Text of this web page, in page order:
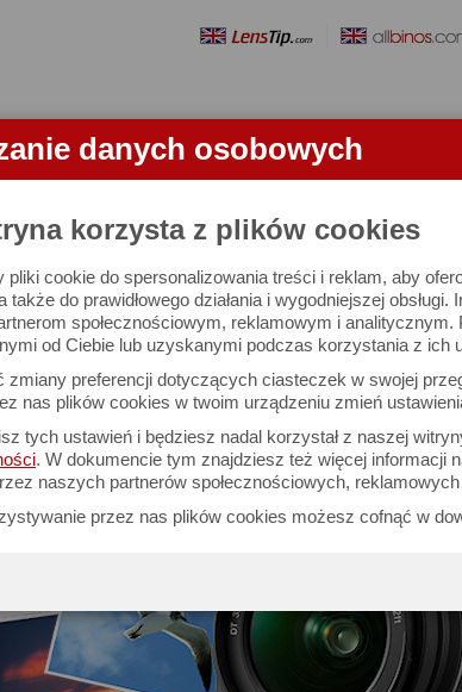
danych osobowych
korzysta z plików cookies
cookie do spersonalizowania treści i reklam, aby
także do prawidłowego działania i wygodniejszej
społecznościowym, reklamowym i
od Ciebie lub uzyskanymi podczas korzystania z ich
zmiany preferencji dotyczących ciasteczek w swojej
nas plików cookies w twoim urządzeniu zmień
tych ustawień i będziesz nadal korzystał z naszej
. W dokumencie tym znajdziesz też więcej informacji
naszych partnerów społecznościowych,
przez nas plików cookies możesz cofnąć w
APARATY OBIEKTYWY LORNETKI
trybu seryjnego i